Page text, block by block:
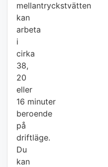
mellantryckstvätten
kan
arbeta
i
cirka
38,
20
eller
16 minuter
beroende
på
driftläge.
Du
kan